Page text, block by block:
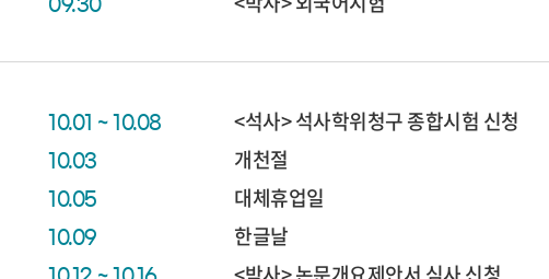
09.30
10.01 ~ 10.08 <석사> 석사학위청구 종합시험 신청
10.03 개천절
10.05 대체휴업일
10.09 한글날